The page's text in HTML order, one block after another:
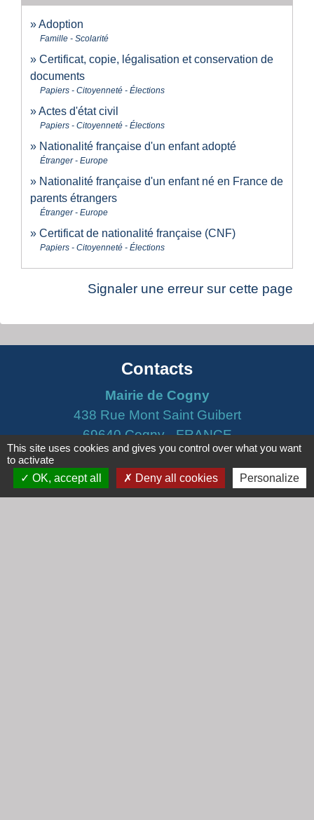
Adoption
Famille - Scolarité
Certificat, copie, légalisation et conservation de
documents
Papiers - Citoyenneté - Élections
Actes d'état civil
Papiers - Citoyenneté - Élections
Nationalité française d'un enfant adopté
Étranger - Europe
Nationalité française d'un enfant né en France de
parents étrangers
Étranger - Europe
Certificat de nationalité française (CNF)
Papiers - Citoyenneté - Élections
Signaler une erreur sur cette page
Contacts
Mairie de Cogny
438 Rue Mont Saint Guibert
69640 Cogny - FRANCE
+33 4 74 67 30 55
Contact par formulaire
This site uses cookies and gives you control over what you want
to activate
OK, accept all
Deny all cookies Personalize